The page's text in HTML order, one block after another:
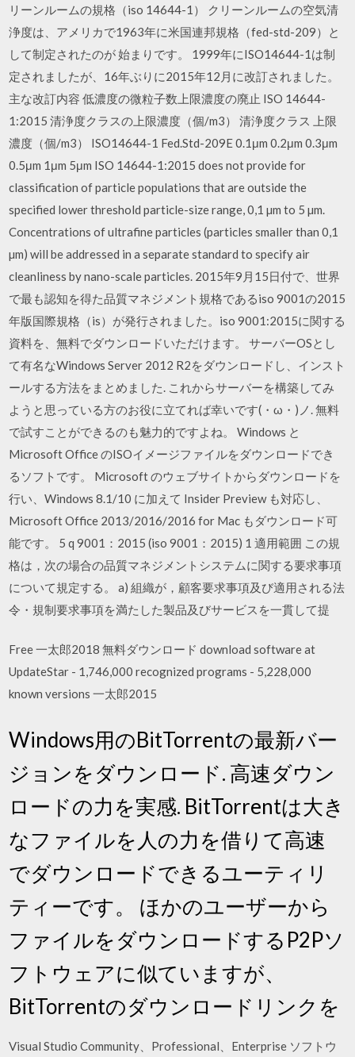
リーンルームの規格（iso 14644-1） クリーンルームの空気清
浄度は、アメリカで1963年に米国連邦規格（fed-std-209）と
して制定されたのが 始まりです。 1999年にISO14644-1は制
定されましたが、16年ぶりに2015年12月に改訂されました。
主な改訂内容 低濃度の微粒子数上限濃度の廃止 ISO 14644-
1:2015 清浄度クラスの上限濃度（個/m3） 清浄度クラス 上限
濃度（個/m3） ISO14644-1 Fed.Std-209E 0.1μm 0.2μm 0.3μm
0.5μm 1μm 5μm ISO 14644-1:2015 does not provide for
classification of particle populations that are outside the
specified lower threshold particle-size range, 0,1 µm to 5 µm.
Concentrations of ultrafine particles (particles smaller than 0,1
µm) will be addressed in a separate standard to specify air
cleanliness by nano-scale particles. 2015年9月15日付で、世界
で最も認知を得た品質マネジメント規格であるiso 9001の2015
年版国際規格（is）が発行されました。iso 9001:2015に関する
資料を、無料でダウンロードいただけます。 サーバーOSとし
て有名なWindows Server 2012 R2をダウンロードし、インスト
ールする方法をまとめました. これからサーバーを構築してみ
ようと思っている方のお役に立てれば幸いです(・ω・)ノ. 無料
で試すことができるのも魅力的ですよね。 Windows と
Microsoft Office のISOイメージファイルをダウンロードでき
るソフトです。 Microsoft のウェブサイトからダウンロードを
行い、Windows 8.1/10 に加えて Insider Preview も対応し、
Microsoft Office 2013/2016/2016 for Mac もダウンロード可
能です。 5 q 9001：2015 (iso 9001：2015) 1 適用範囲 この規
格は，次の場合の品質マネジメントシステムに関する要求事項
について規定する。 a) 組織が，顧客要求事項及び適用される法
令・規制要求事項を満たした製品及びサービスを一貫して提
Free 一太郎2018 無料ダウンロード download software at
UpdateStar - 1,746,000 recognized programs - 5,228,000
known versions 一太郎2015
Windows用のBitTorrentの最新バー
ジョンをダウンロード. 高速ダウン
ロードの力を実感. BitTorrentは大き
なファイルを人の力を借りて高速
でダウンロードできるユーティリ
ティーです。 ほかのユーザーから
ファイルをダウンロードするP2Pソ
フトウェアに似ていますが、
BitTorrentのダウンロードリンクを
Visual Studio Community、Professional、Enterprise ソフトウ